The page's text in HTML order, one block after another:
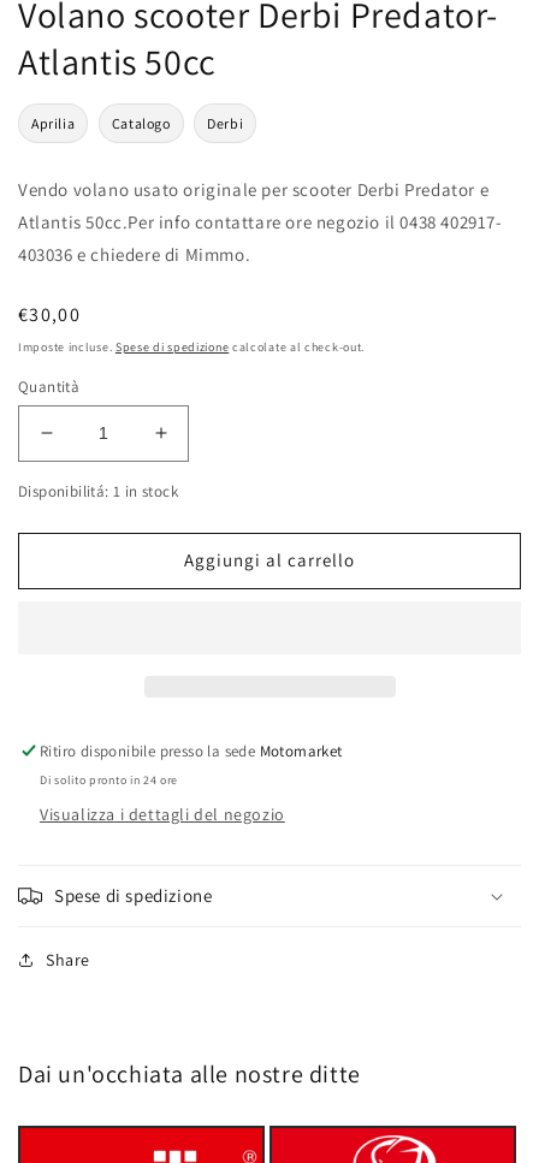
Volano scooter Derbi Predator-
Atlantis 50cc
Aprilia Catalogo Derbi
Vendo volano usato originale per scooter Derbi Predator e
Atlantis 50cc.Per info contattare ore negozio il 0438 402917-
403036 e chiedere di Mimmo.
Prezzo
di
€30,00
Imposte incluse. Spese di spedizione calcolate al check-out.
Quantità
Diminuisci
quantità
per
Predator-
Aumenta
quantità
per
Derbi
Predator-
Disponibilitá: 1 in stock
Aggiungi al carrello
Ritiro disponibile presso la sede Motomarket
Di solito pronto in 24 ore
Visualizza i dettagli del negozio
Spese di spedizione
Share
Dai un'occhiata alle nostre ditte